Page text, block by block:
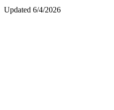
Updated 6/4/2026